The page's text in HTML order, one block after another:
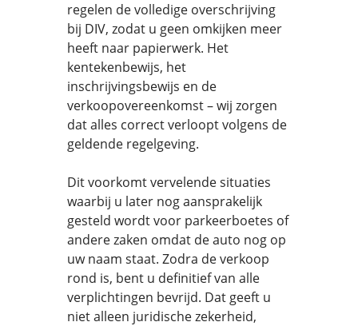
regelen de volledige overschrijving
bij DIV, zodat u geen omkijken meer
heeft naar papierwerk. Het
kentekenbewijs, het
inschrijvingsbewijs en de
verkoopovereenkomst – wij zorgen
dat alles correct verloopt volgens de
geldende regelgeving.
Dit voorkomt vervelende situaties
waarbij u later nog aansprakelijk
gesteld wordt voor parkeerboetes of
andere zaken omdat de auto nog op
uw naam staat. Zodra de verkoop
rond is, bent u definitief van alle
verplichtingen bevrijd. Dat geeft u
niet alleen juridische zekerheid,